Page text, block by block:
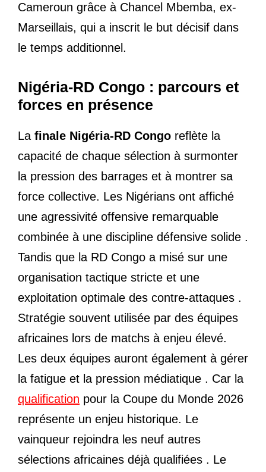
Cameroun grâce à Chancel Mbemba, ex-
Marseillais, qui a inscrit le but décisif dans
le temps additionnel.
Nigéria-RD Congo : parcours et
forces en présence
La finale Nigéria-RD Congo reflète la
capacité de chaque sélection à surmonter
la pression des barrages et à montrer sa
force collective. Les Nigérians ont affiché
une agressivité offensive remarquable
combinée à une discipline défensive solide .
Tandis que la RD Congo a misé sur une
organisation tactique stricte et une
exploitation optimale des contre-attaques .
Stratégie souvent utilisée par des équipes
africaines lors de matchs à enjeu élevé.
Les deux équipes auront également à gérer
la fatigue et la pression médiatique . Car la
qualification pour la Coupe du Monde 2026
représente un enjeu historique. Le
vainqueur rejoindra les neuf autres
sélections africaines déjà qualifiées . Le